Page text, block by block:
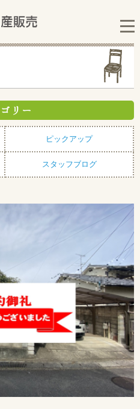
リー
ピックアップ
スタッフブログ